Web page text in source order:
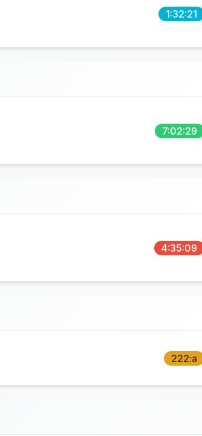
1:32:21
7:02:29
4:35:09
222:a